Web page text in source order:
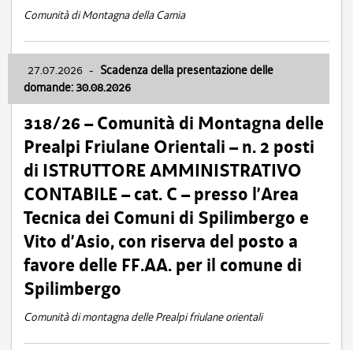
Comunità di Montagna della Carnia
27.07.2026 - Scadenza della presentazione delle
domande: 30.08.2026
318/26 – Comunità di Montagna delle
Prealpi Friulane Orientali – n. 2 posti
di ISTRUTTORE AMMINISTRATIVO
CONTABILE – cat. C – presso l’Area
Tecnica dei Comuni di Spilimbergo e
Vito d’Asio, con riserva del posto a
favore delle FF.AA. per il comune di
Spilimbergo
Comunità di montagna delle Prealpi friulane orientali